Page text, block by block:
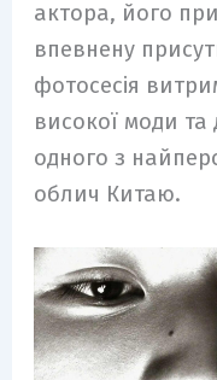
актора, його
впевнену
фотосесія
високої моди та
одного з
облич Китаю.